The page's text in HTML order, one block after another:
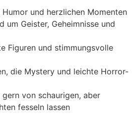
Humor und herzlichen Momenten
um Geister, Geheimnisse und
Figuren und stimmungsvolle
die Mystery und leichte Horror-
von schaurigen, aber
fesseln lassen